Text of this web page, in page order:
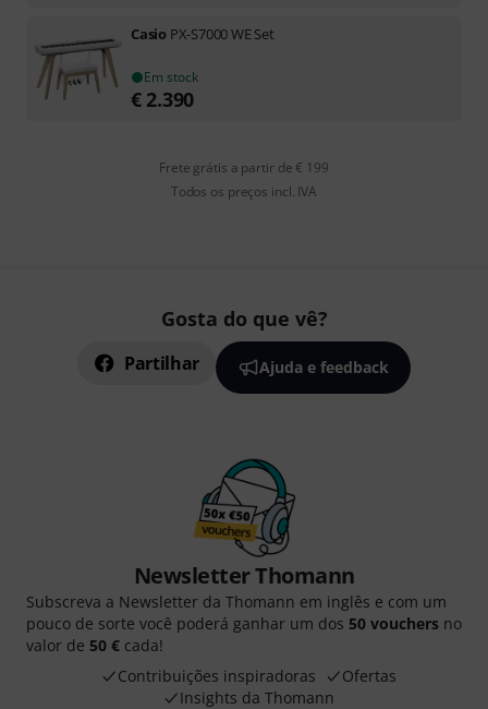
Casio PX-S7000 WE Set
Em stock
€ 2.390
Frete grátis a partir de € 199
Todos os preços incl. IVA
Gosta do que vê?
Partilhar Ajuda e feedback
Newsletter Thomann
Subscreva a Newsletter da Thomann em inglês e com um
pouco de sorte você poderá ganhar um dos 50 vouchers no
valor de 50 € cada!
Contribuições inspiradoras
Ofertas
Insights da Thomann